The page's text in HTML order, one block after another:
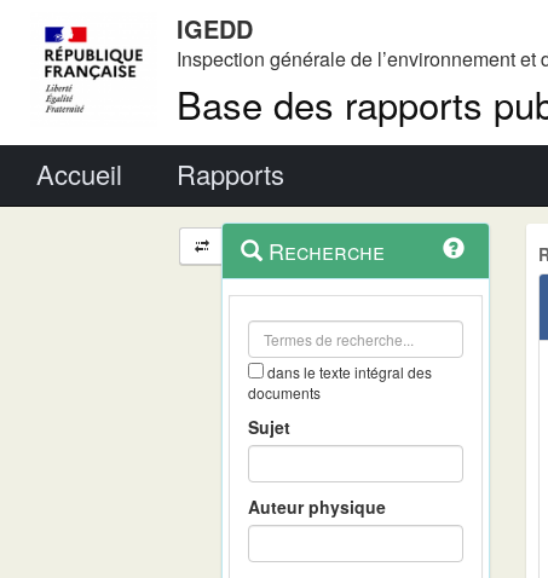
IGEDD
Inspection générale de l’environnement
Base des rapports
Accueil Rapports
Navigation
et
outils
contextuel
Recherche
dans le texte intégral des
documents
Sujet
Auteur physique